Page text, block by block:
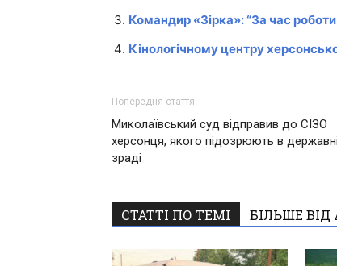
Командир «Зірка»: “За час
Кінологічному центру
Попередня стаття
Миколаївський суд відправив до СІЗО
херсонця, якого підозрюють в
зраді
СТАТТІ ПО ТЕМІ БІЛЬШЕ ВІД